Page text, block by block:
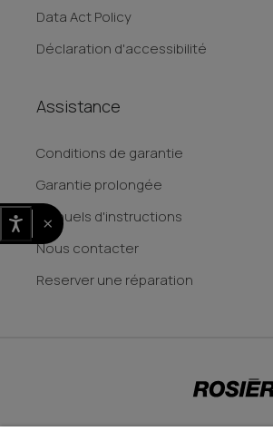
Data Act Policy
Déclaration d'accessibilité
Assistance
Conditions de garantie
Garantie prolongée
Manuels d'instructions
Nous contacter
Reserver une réparation
×